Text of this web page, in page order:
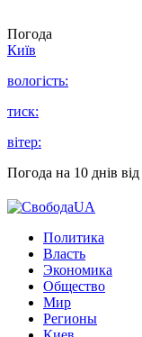
Погода
Київ
вологість:
тиск:
вітер:
Погода на 10 днів від
Политика
Власть
Экономика
Общество
Мир
Регионы